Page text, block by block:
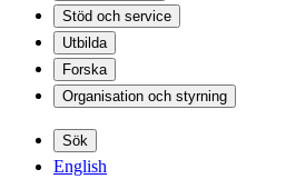
Stöd och service
Utbilda
Forska
Organisation och styrning
Sök
English